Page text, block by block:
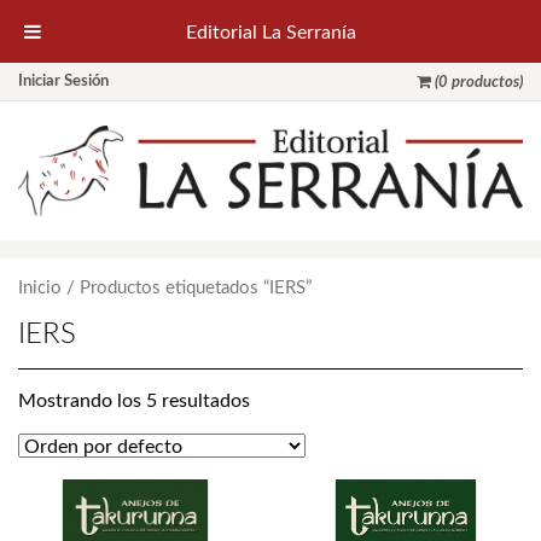
Iniciar Sesión (0 productos)
Inicio / Productos etiquetados “IERS”
IERS
Mostrando los 5 resultados
Editorial La Serranía